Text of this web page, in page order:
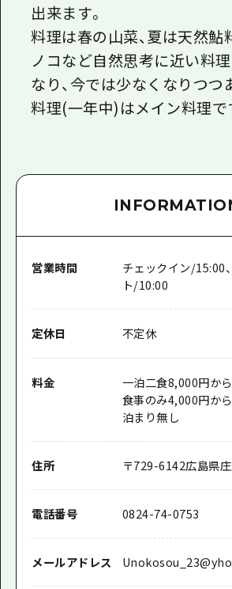
出来ます。
料理は春の山菜、夏は天然鮎
ノコなど自然思考に近い料理
なり、今では少なくなりつつ
料理(一年中)はメイン料理で
営業時間
チェックイン/15:00
ト/10:00
定休日 不定休
料金
一泊二食8,000円か
食事のみ4,000円か
泊まり無し
住所 〒729-6142広島県
電話番号 0824-74-0753
メールアドレス